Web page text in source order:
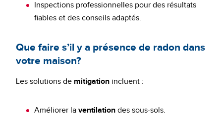
Inspections professionnelles pour des résultats
fiables et des conseils adaptés.
Que faire s’il y a présence de radon dans
votre maison?
Les solutions de mitigation incluent :
Améliorer la ventilationdes sous-sols.